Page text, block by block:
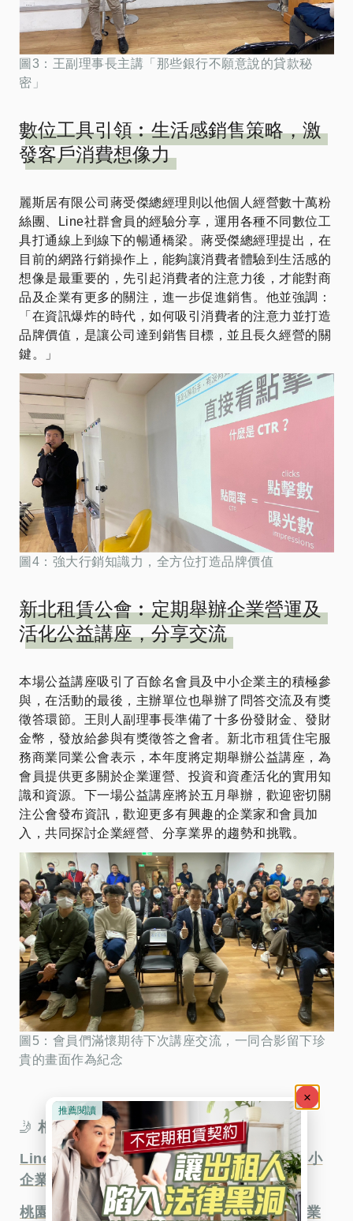
圖3：王副理事長主講「那些銀行不願意說的貸款秘
密」
數位工具引領︰生活感銷售策略，激
發客戶消費想像力
麗斯居有限公司蔣受傑總經理則以他個人經營數十萬粉
絲團、Line社群會員的經驗分享，運用各種不同數位工
具打通線上到線下的暢通橋梁。蔣受傑總經理提出，在
目前的網路行銷操作上，能夠讓消費者體驗到生活感的
想像是最重要的，先引起消費者的注意力後，才能對商
品及企業有更多的關注，進一步促進銷售。他並強調：
「在資訊爆炸的時代，如何吸引消費者的注意力並打造
品牌價值，是讓公司達到銷售目標，並且長久經營的關
鍵。」
圖4：強大行銷知識力，全方位打造品牌價值
新北租賃公會︰定期舉辦企業營運及
活化公益講座，分享交流
本場公益講座吸引了百餘名會員及中小企業主的積極參
與，在活動的最後，主辦單位也舉辦了問答交流及有獎
徵答環節。王則人副理事長準備了十多份發財金、發財
金幣，發放給參與有獎徵答之會者。新北市租賃住宅服
務商業同業公會表示，本年度將定期舉辦公益講座，為
會員提供更多關於企業運營、投資和資產活化的實用知
識和資源。下一場公益講座將於五月舉辦，歡迎密切關
注公會發布資訊，歡迎更多有興趣的企業家和會員加
入，共同探討企業經營、分享業界的趨勢和挑戰。
圖5：會員們滿懷期待下次講座交流，一同合影留下珍
貴的畫面作為紀念
🤳 相關採訪看更多↓↓↓
Line today新聞 新北市租賃公會講座:揭密中小
企業生存之道
桃園電子報 新北市租賃公會講座:揭密中小企業